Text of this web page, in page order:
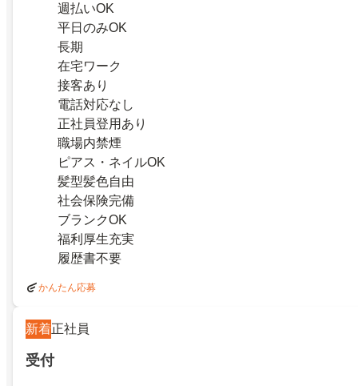
週払いOK
平日のみOK
長期
在宅ワーク
接客あり
電話対応なし
正社員登用あり
職場内禁煙
ピアス・ネイルOK
髪型髪色自由
社会保険完備
ブランクOK
福利厚生充実
履歴書不要
かんたん応募
新着正社員
受付